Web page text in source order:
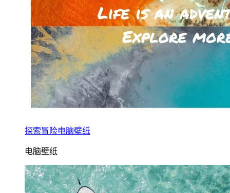
探索冒险电脑壁纸
电脑壁纸